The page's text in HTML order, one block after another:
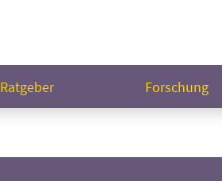
Ratgeber Forschung